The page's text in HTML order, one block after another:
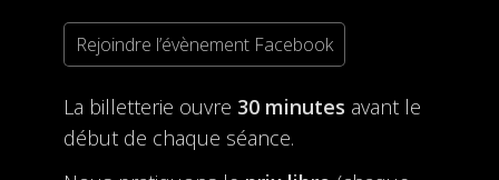
Rejoindre l’évènement Facebook
La billetterie ouvre 30 minutes avant le
début de chaque séance.